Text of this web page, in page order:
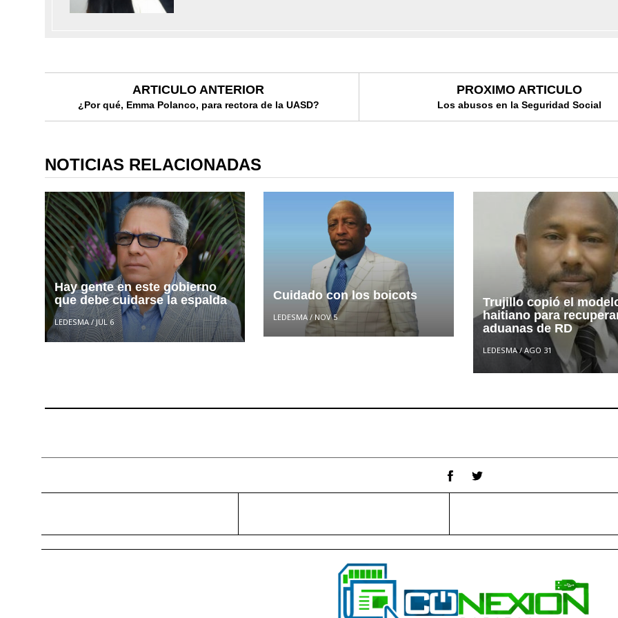
ARTICULO ANTERIOR
¿Por qué, Emma Polanco, para rectora de la UASD?
PROXIMO ARTICULO
Los abusos en la Seguridad Social
NOTICIAS RELACIONADAS
Hay gente en este gobierno
que debe cuidarse la espalda
LEDESMA/JUL 6
Cuidado con los boicots
LEDESMA/ NOV 5
Trujillo copió el
haitiano para
aduanas de RD
LEDESMA/AGO 31